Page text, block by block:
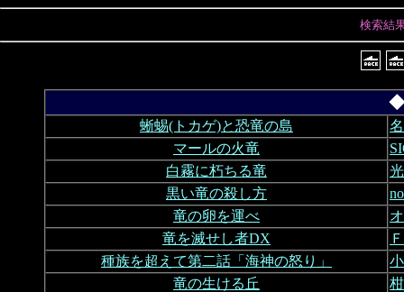
検索結
◆
蜥蜴(トカゲ)と恐竜の島
マールの火竜
白霧に朽ちる竜
黒い竜の殺し方
竜の卵を運べ
竜を滅せし者DX
種族を超えて第二話「海神の怒り」
竜の生ける丘